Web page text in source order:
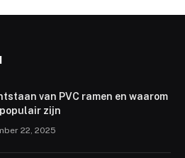
van PVC ramen en waarom
zijn
22, 2025